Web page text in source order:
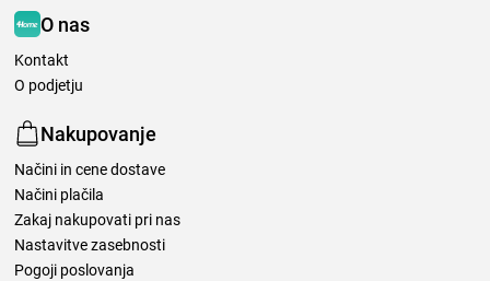
O nas
Kontakt
O podjetju
Nakupovanje
Načini in cene dostave
Načini plačila
Zakaj nakupovati pri nas
Nastavitve zasebnosti
Pogoji poslovanja